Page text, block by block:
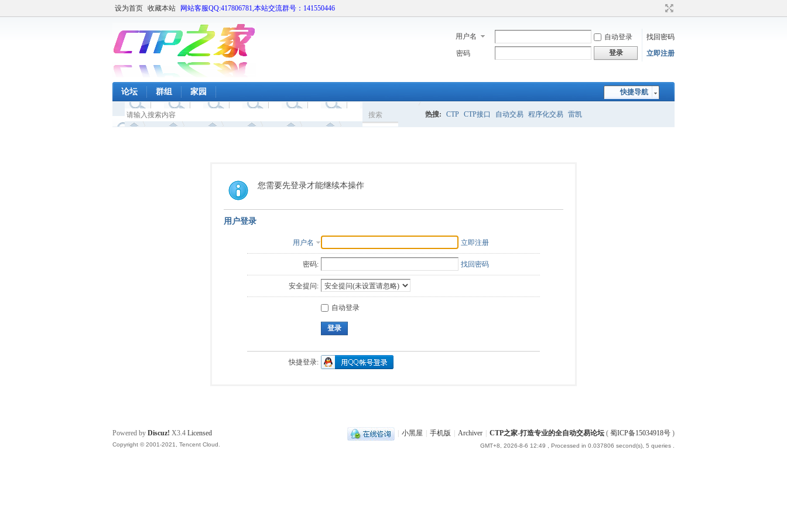
设为首页 收藏本站 网站客服QQ:417806781,本站交流群号：141550446
用户名 自动登录
找回密码
密码
登录 立即注册
快捷导航
论坛 群组 家园
搜索 热搜: CTP CTP接口 自动交易 程序化交易 雷凯
您需要先登录才能继续本操作
用户登录
用户名 立即注册
密码: 找回密码
安全提问:
自动登录
登录
快捷登录:
小黑屋 手机版 Archiver CTP之家-打造专业的全自动交易论坛 ( 蜀ICP备15034918号 )
GMT+8, 2026-8-6 12:49 , Processed in 0.037806 second(s), 5 queries .
Powered by Discuz! X3.4 Licensed
Copyright © 2001-2021, Tencent Cloud.